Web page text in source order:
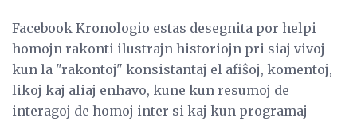
Facebook Kronologio estas desegnita por helpi
homojn rakonti ilustrajn historiojn pri siaj vivoj -
kun la "rakontoj" konsistantaj el afiŝoj, komentoj,
likoj kaj aliaj enhavo, kune kun resumoj de
interagoj de homoj inter si kaj kun programaj